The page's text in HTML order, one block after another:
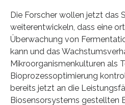
Die Forscher wollen jetzt das
weiterentwickeln, dass eine
Überwachung von
kann und das
Mikroorganismenkulturen als
Bioprozessoptimierung
bereits jetzt an die
Biosensorsystems gestellten